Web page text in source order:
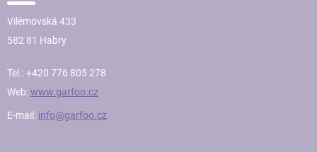
Vilémovská 433
582 81 Habry
Tel.: +420 776 805 278
Web:www.garfoo.cz
E-mail: info@garfoo.cz